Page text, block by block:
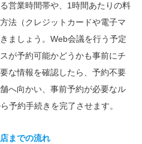
営業時間帯や、1時間あたりの料
法（クレジットカードや電子マ
ましょう。Web会議を行う予定
が予約可能かどうかも事前にチ
な情報を確認したら、予約不要
へ向かい、事前予約が必要なル
予約手続きを完了させます。
までの流れ